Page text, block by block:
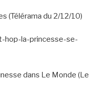
(Télérama du 2/12/10)
hop-la-princesse-se-
dans Le Monde (Le